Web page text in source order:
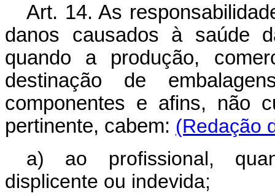
Art. 14. As
danos causados à saúde
quando a produção,
destinação de
componentes e afins, não
pertinente, cabem: (Redação
a) ao profissional,
displicente ou indevida;